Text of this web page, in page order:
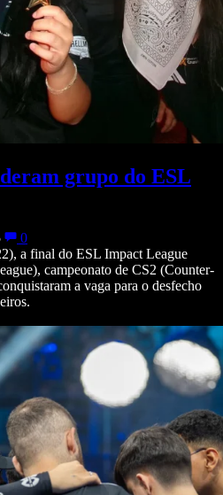
grupo do ESL
0
a final do ESL Impact League
campeonato de CS2 (Counter-
a vaga para o desfecho